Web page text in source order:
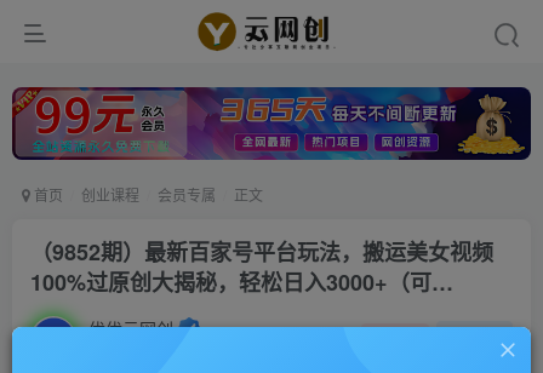
首页 创业课程 会员专属 正文
（9852期）最新百家号平台玩法，搬运美女视频
100%过原创大揭秘，轻松日入3000+（可…
优优云网创 私信